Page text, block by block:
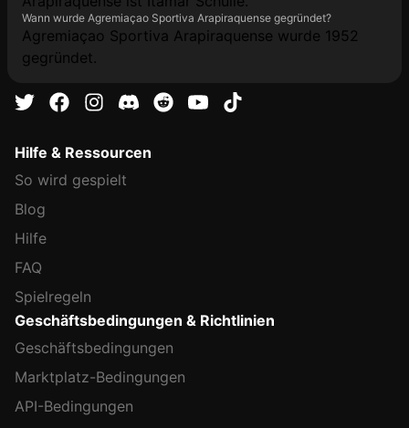
Wann wurde Agremiaçao Sportiva Arapiraquense gegründet?
Agremiaçao Sportiva Arapiraquense wurde 1952
gegründet.
Hilfe & Ressourcen
So wird gespielt
Blog
Hilfe
FAQ
Spielregeln
Geschäftsbedingungen & Richtlinien
Geschäftsbedingungen
Marktplatz-Bedingungen
API-Bedingungen